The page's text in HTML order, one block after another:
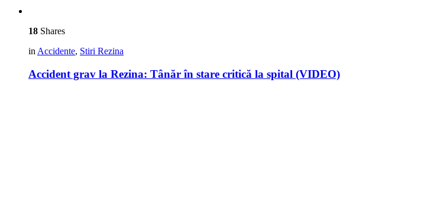
18 Shares
in Accidente, Stiri Rezina
Accident grav la Rezina: Tânăr în stare critică la spital (VIDEO)